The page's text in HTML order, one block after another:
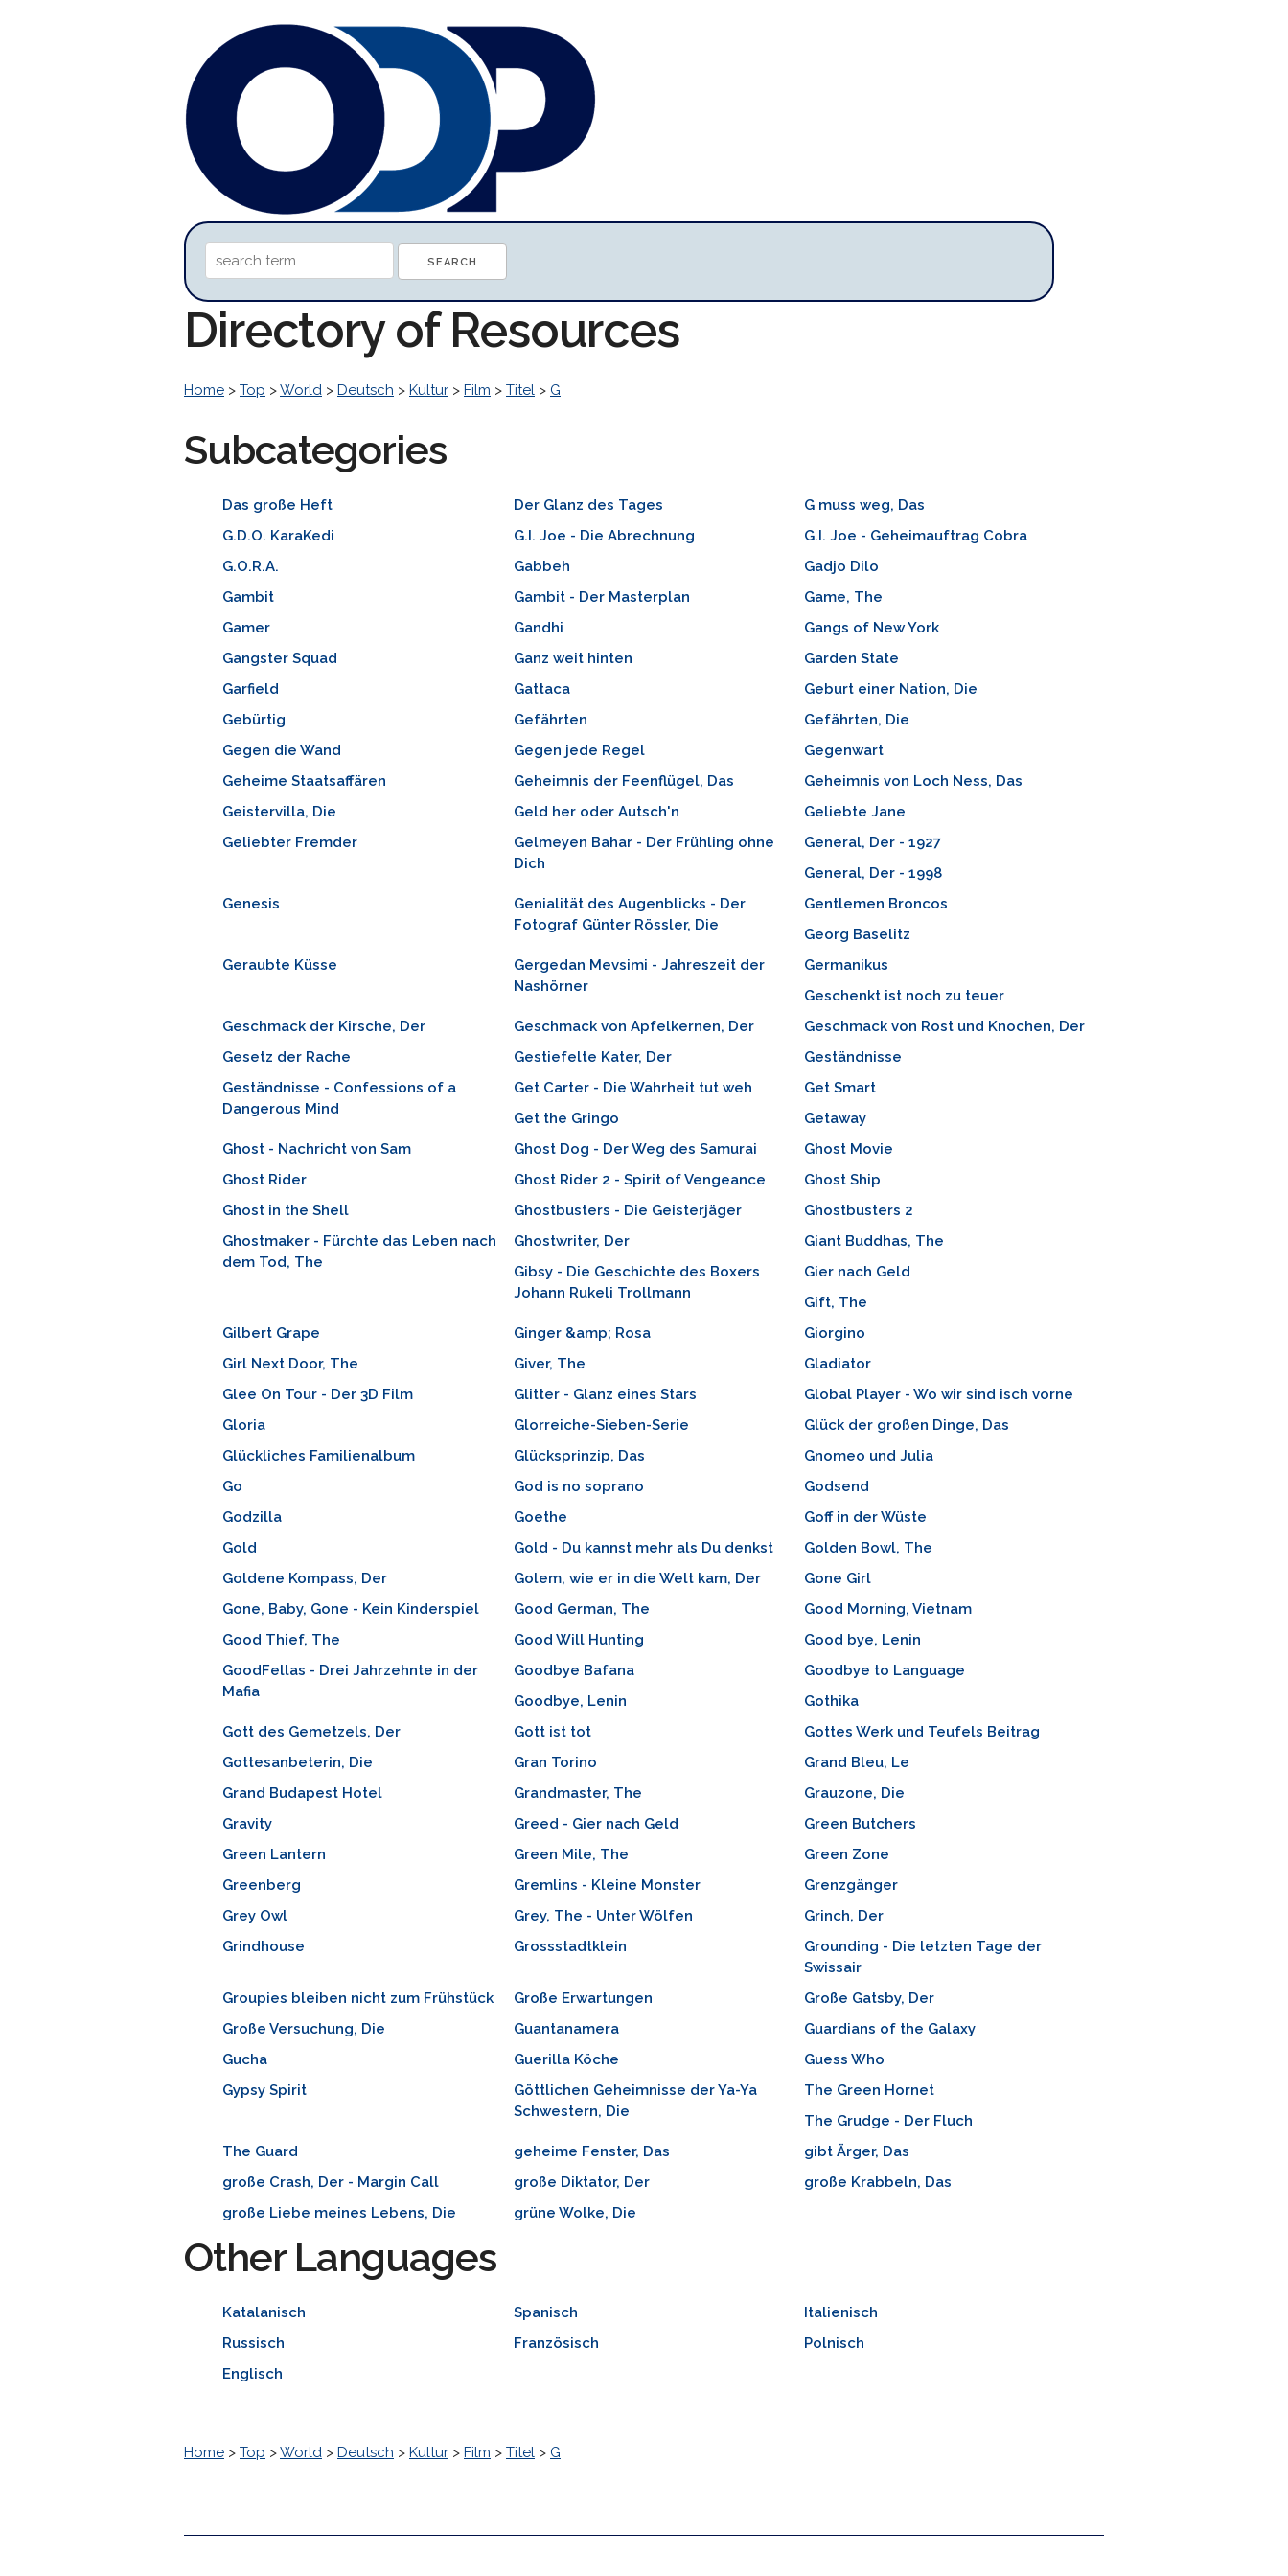
Directory of Resources
Home > Top >World > Deutsch > Kultur > Film > Titel > G
Subcategories
Das große Heft Der Glanz des Tages
G muss weg, Das
G.D.O. KaraKedi
G.I. Joe - Die Abrechnung
G.I. Joe - Geheimauftrag Cobra
G.O.R.A.
Gabbeh
Gadjo Dilo
Gambit
Gambit - Der Masterplan
Game, The
Gamer
Gandhi
Gangs of New York
Gangster Squad
Ganz weit hinten
Garden State
Garfield
Gattaca
Geburt einer Nation, Die
Gebürtig
Gefährten
Gefährten, Die
Gegen die Wand
Gegen jede Regel
Gegenwart
Geheime Staatsaffären
Geheimnis der Feenflügel, Das
Geheimnis von Loch Ness, Das
Geistervilla, Die
Geld her oder Autsch'n
Geliebte Jane
Geliebter Fremder
Gelmeyen Bahar - Der Frühling ohne
Dich
General, Der - 1927
General, Der - 1998
Genesis
Genialität des Augenblicks - Der
Fotograf Günter Rössler, Die
Gentlemen Broncos
Georg Baselitz
Geraubte Küsse
Gergedan Mevsimi - Jahreszeit der
Nashörner
Germanikus
Geschenkt ist noch zu teuer
Geschmack der Kirsche, Der
Geschmack von Apfelkernen, Der
Geschmack von Rost und Knochen, Der
Gesetz der Rache
Gestiefelte Kater, Der
Geständnisse
Geständnisse - Confessions of a
Dangerous Mind
Get Carter - Die Wahrheit tut weh
Get Smart
Get the Gringo
Getaway
Ghost - Nachricht von Sam
Ghost Dog - Der Weg des Samurai
Ghost Movie
Ghost Rider
Ghost Rider 2 - Spirit of Vengeance
Ghost Ship
Ghost in the Shell
Ghostbusters - Die Geisterjäger
Ghostbusters 2
Ghostmaker - Fürchte das Leben nach
dem Tod, The
Ghostwriter, Der
Giant Buddhas, The
Gibsy - Die Geschichte des Boxers
Johann Rukeli Trollmann
Gier nach Geld
Gift, The
Gilbert Grape
Ginger &amp; Rosa
Giorgino
Girl Next Door, The
Giver, The
Gladiator
Glee On Tour - Der 3D Film
Glitter - Glanz eines Stars
Global Player - Wo wir sind isch vorne
Gloria
Glorreiche-Sieben-Serie
Glück der großen Dinge, Das
Glückliches Familienalbum
Glücksprinzip, Das
Gnomeo und Julia
Go
God is no soprano
Godsend
Godzilla
Goethe
Goff in der Wüste
Gold
Gold - Du kannst mehr als Du denkst
Golden Bowl, The
Goldene Kompass, Der
Golem, wie er in die Welt kam, Der
Gone Girl
Gone, Baby, Gone - Kein Kinderspiel
Good German, The
Good Morning, Vietnam
Good Thief, The
Good Will Hunting
Good bye, Lenin
GoodFellas - Drei Jahrzehnte in der
Mafia
Goodbye Bafana
Goodbye to Language
Goodbye, Lenin
Gothika
Gott des Gemetzels, Der
Gott ist tot
Gottes Werk und Teufels Beitrag
Gottesanbeterin, Die
Gran Torino
Grand Bleu, Le
Grand Budapest Hotel
Grandmaster, The
Grauzone, Die
Gravity
Greed - Gier nach Geld
Green Butchers
Green Lantern
Green Mile, The
Green Zone
Greenberg
Gremlins - Kleine Monster
Grenzgänger
Grey Owl
Grey, The - Unter Wölfen
Grinch, Der
Grindhouse
Grossstadtklein
Grounding - Die letzten Tage der
Swissair
Groupies bleiben nicht zum Frühstück
Große Erwartungen
Große Gatsby, Der
Große Versuchung, Die
Guantanamera
Guardians of the Galaxy
Gucha
Guerilla Köche
Guess Who
Gypsy Spirit
Göttlichen Geheimnisse der Ya-Ya
Schwestern, Die
The Green Hornet
The Grudge - Der Fluch
The Guard
geheime Fenster, Das
gibt Ärger, Das
große Crash, Der - Margin Call
große Diktator, Der
große Krabbeln, Das
große Liebe meines Lebens, Die
grüne Wolke, Die
Other Languages
Katalanisch Spanisch
Italienisch
Russisch
Französisch
Polnisch
Englisch
Home > Top >World > Deutsch > Kultur > Film > Titel > G